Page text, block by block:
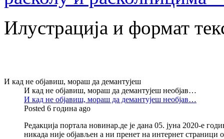
Илустрација и формат
И кад не објавиш, мораш да демантујеш
И кад не објавиш, мораш да демантујеш необјав…
И кад не објавиш, мораш да демантујеш необјав…
Posted 6 година ago
Редакција портала новинар.де је дана 05. јуна 2020-е
никада није објављен а ни пренет на интернет страници